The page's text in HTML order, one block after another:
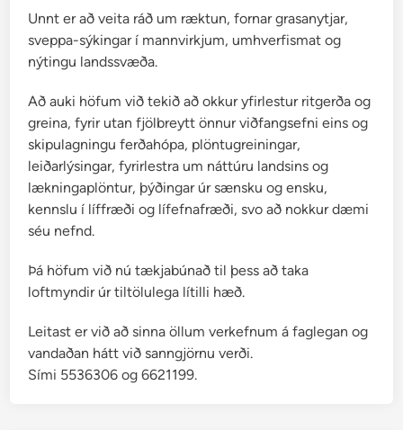
s
n
r
Unnt er að veita ráð um ræktun, fornar grasanytjar,
sveppa-sýkingar í mannvirkjum, umhverfismat og
nýtingu landssvæða.
Að auki höfum við tekið að okkur yfirlestur ritgerða og
greina, fyrir utan fjölbreytt önnur viðfangsefni eins og
skipulagningu ferðahópa, plöntugreiningar,
leiðarlýsingar, fyrirlestra um náttúru landsins og
lækningaplöntur, þýðingar úr sænsku og ensku,
kennslu í líffræði og lífefnafræði, svo að nokkur dæmi
séu nefnd.
Þá höfum við nú tækjabúnað til þess að taka
loftmyndir úr tiltölulega lítilli hæð.
Leitast er við að sinna öllum verkefnum á faglegan og
vandaðan hátt við sanngjörnu verði.
Sími 5536306 og 6621199.